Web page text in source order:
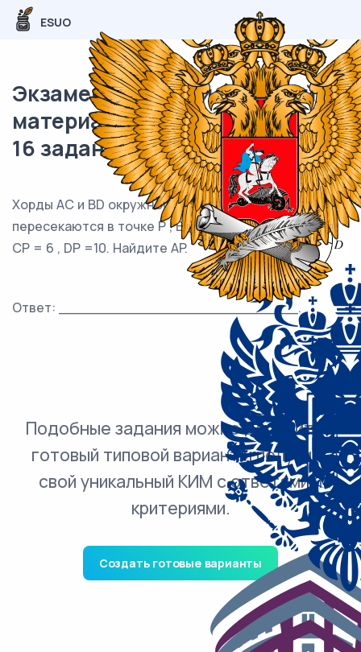
ESUO
Экзаменационный (типовой)
материал ОГЭ / Математика /
16 задания (24) / 75
Хорды AC и BD окружности
пересекаются в точке P , BP =15,
CP = 6 , DP =10. Найдите AP.
Ответ: ___________________________.
Подобные задания можно добавить в
готовый типовой вариант и получить
свой уникальный КИМ с ответами и
критериями.
Создать готовые варианты